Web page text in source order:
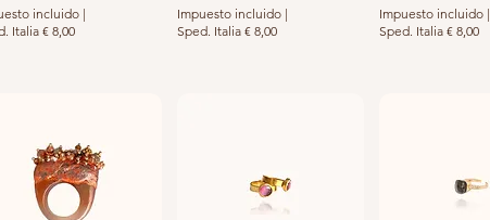
incluido |
Italia € 8,00
Impuesto incluido|
Sped. Italia € 8,00
Impuesto incluido|
Sped. Italia € 8,00